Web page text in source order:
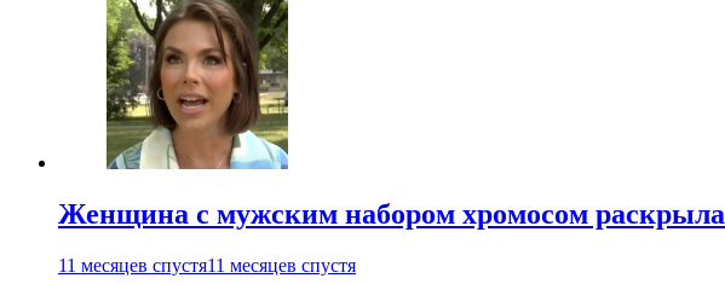
Женщина с мужским набором хромосом
11 месяцев спустя11 месяцев спустя